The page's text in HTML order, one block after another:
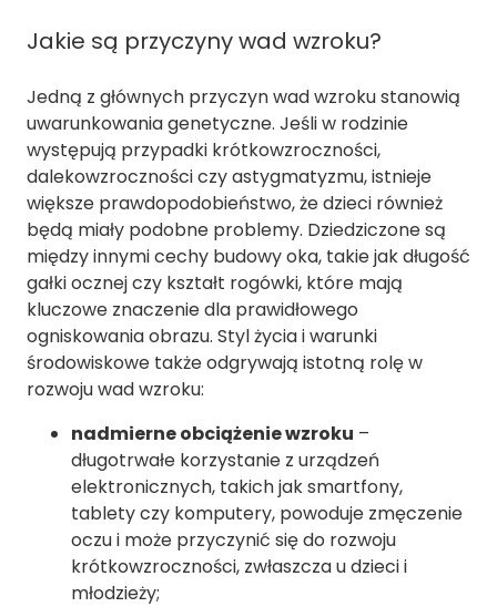
Jakie są przyczyny wad wzroku?
Jedną z głównych przyczyn wad wzroku stanowią
uwarunkowania genetyczne. Jeśli w rodzinie
występują przypadki krótkowzroczności,
dalekowzroczności czy astygmatyzmu, istnieje
większe prawdopodobieństwo, że dzieci również
będą miały podobne problemy. Dziedziczone są
między innymi cechy budowy oka, takie jak długość
gałki ocznej czy kształt rogówki, które mają
kluczowe znaczenie dla prawidłowego
ogniskowania obrazu. Styl życia i warunki
środowiskowe także odgrywają istotną rolę w
rozwoju wad wzroku:
nadmierne obciążenie wzroku –
długotrwałe korzystanie z urządzeń
elektronicznych, takich jak smartfony,
tablety czy komputery, powoduje zmęczenie
oczu i może przyczynić się do rozwoju
krótkowzroczności, zwłaszcza u dzieci i
młodzieży;